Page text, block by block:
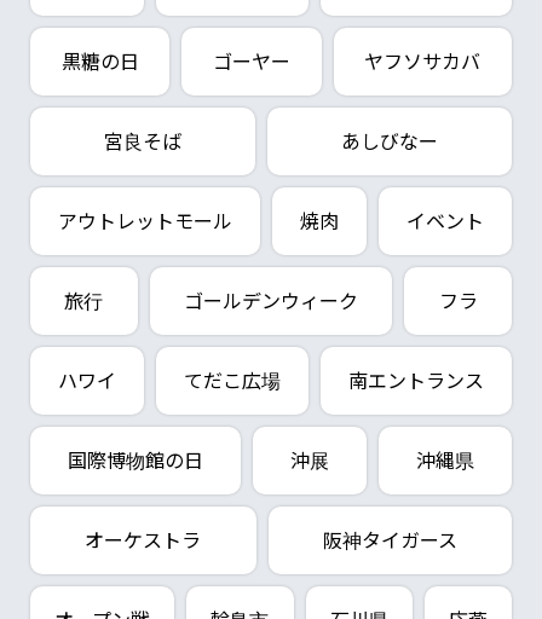
黒糖の日 ゴーヤー ヤフソサカバ
宮良そば あしびなー
アウトレットモール 焼肉 イベント
旅行 ゴールデンウィーク フラ
ハワイ てだこ広場 南エントランス
国際博物館の日 沖展 沖縄県
オーケストラ 阪神タイガース